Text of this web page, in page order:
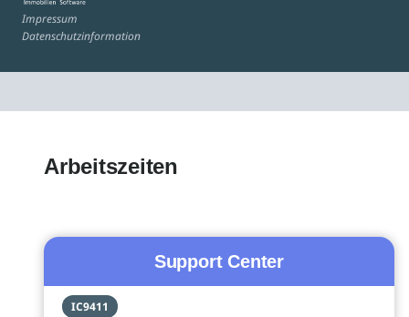
Impressum
Datenschutzinformation
Arbeitszeiten
Support Center
IC9411